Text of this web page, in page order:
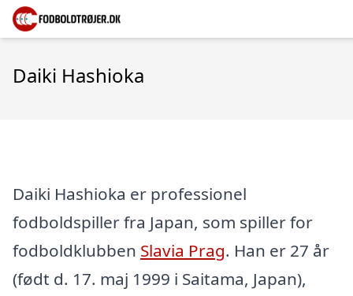
Daiki Hashioka
Daiki Hashioka er professionel
fodboldspiller fra Japan, som spiller for
fodboldklubben Slavia Prag. Han er 27 år
(født d. 17. maj 1999 i Saitama, Japan),